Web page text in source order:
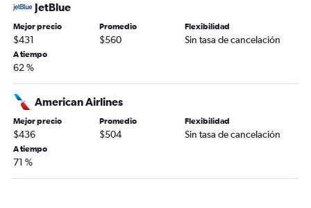
JetBlue
Mejor precio
$431
Promedio
$560
Flexibilidad
Sin tasa de cancelación
A tiempo
62 %
American Airlines
Mejor precio
$436
Promedio
$504
Flexibilidad
Sin tasa de cancelación
A tiempo
71 %